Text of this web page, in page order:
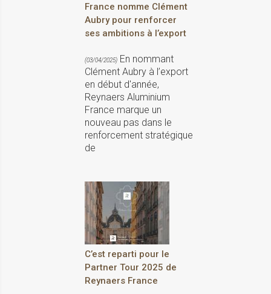
France nomme Clément
Aubry pour renforcer
ses ambitions à l’export
(03/04/2025) En nommant
Clément Aubry à l’export
en début d'année,
Reynaers Aluminium
France marque un
nouveau pas dans le
renforcement stratégique
de
C’est reparti pour le
Partner Tour 2025 de
Reynaers France